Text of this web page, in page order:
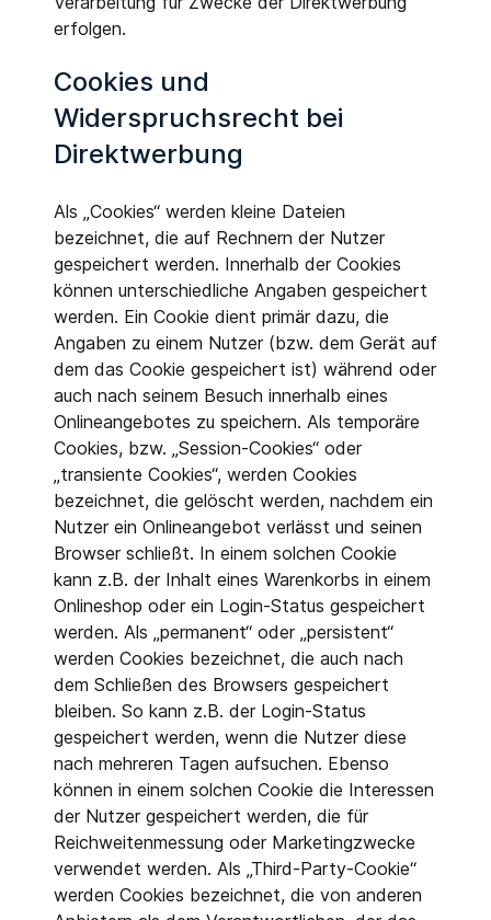
erfolgen.
Cookies und
Widerspruchsrecht bei
Direktwerbung
Als „Cookies“ werden kleine Dateien
bezeichnet, die auf Rechnern der Nutzer
gespeichert werden. Innerhalb der Cookies
können unterschiedliche Angaben gespeichert
werden. Ein Cookie dient primär dazu, die
Angaben zu einem Nutzer (bzw. dem Gerät auf
dem das Cookie gespeichert ist) während oder
auch nach seinem Besuch innerhalb eines
Onlineangebotes zu speichern. Als temporäre
Cookies, bzw. „Session-Cookies“ oder
„transiente Cookies“, werden Cookies
bezeichnet, die gelöscht werden, nachdem ein
Nutzer ein Onlineangebot verlässt und seinen
Browser schließt. In einem solchen Cookie
kann z.B. der Inhalt eines Warenkorbs in einem
Onlineshop oder ein Login-Status gespeichert
werden. Als „permanent“ oder „persistent“
werden Cookies bezeichnet, die auch nach
dem Schließen des Browsers gespeichert
bleiben. So kann z.B. der Login-Status
gespeichert werden, wenn die Nutzer diese
nach mehreren Tagen aufsuchen. Ebenso
können in einem solchen Cookie die Interessen
der Nutzer gespeichert werden, die für
Reichweitenmessung oder Marketingzwecke
verwendet werden. Als „Third-Party-Cookie“
werden Cookies bezeichnet, die von anderen